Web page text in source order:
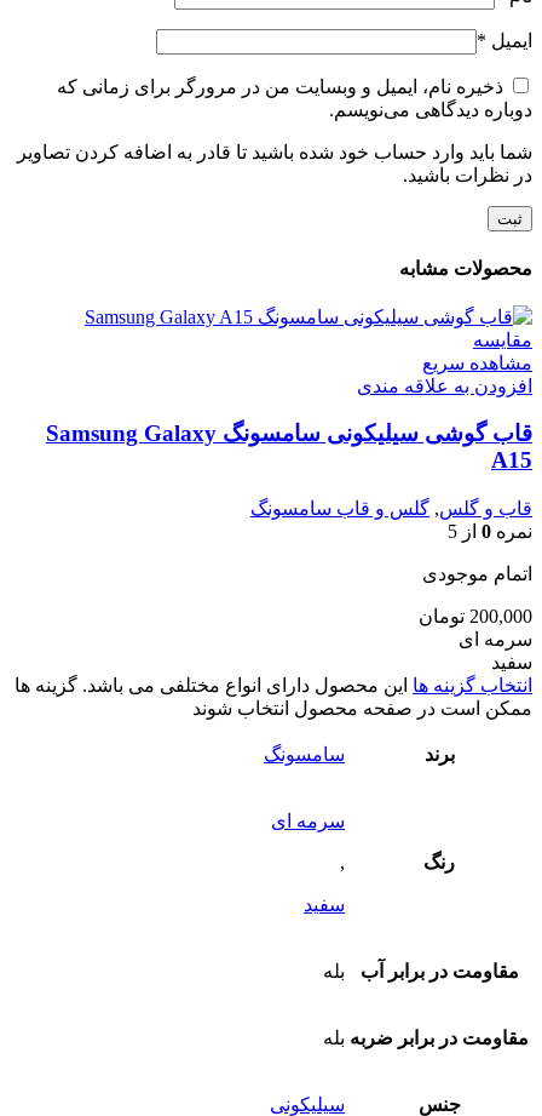
ایمیل *
ذخیره نام، ایمیل و وبسایت من در مرورگر برای زمانی که
دوباره دیدگاهی می‌نویسم.
شما باید وارد حساب خود شده باشید تا قادر به اضافه کردن تصاویر
در نظرات باشید.
محصولات مشابه
مقایسه
مشاهده سریع
افزودن به علاقه مندی
قاب گوشی سیلیکونی سامسونگ Samsung Galaxy
A15
قاب و گلس, گلس و قاب سامسونگ
نمره 0 از 5
اتمام موجودی
200,000 تومان
سرمه ای
سفید
انتخاب گزینه ها این محصول دارای انواع مختلفی می باشد. گزینه ها
ممکن است در صفحه محصول انتخاب شوند
برند سامسونگ
رنگ
سرمه ای
,
سفید
مقاومت در برابر آب بله
مقاومت در برابر ضربه بله
جنس سیلیکونی